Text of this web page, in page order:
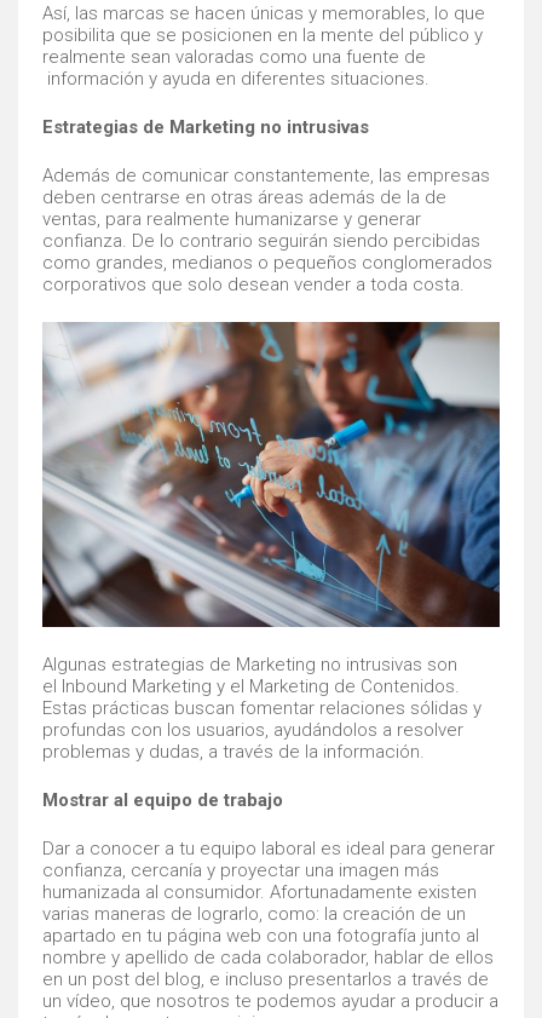
Así, las marcas se hacen únicas y memorables, lo que
posibilita que se posicionen en la mente del público y
realmente sean valoradas como una fuente de
información y ayuda en diferentes situaciones.
Estrategias de Marketing no intrusivas
Además de comunicar constantemente, las empresas
deben centrarse en otras áreas además de la de
ventas, para realmente humanizarse y generar
confianza. De lo contrario seguirán siendo percibidas
como grandes, medianos o pequeños conglomerados
corporativos que solo desean vender a toda costa.
Algunas estrategias de Marketing no intrusivas son
el Inbound Marketing y el Marketing de Contenidos.
Estas prácticas buscan fomentar relaciones sólidas y
profundas con los usuarios, ayudándolos a resolver
problemas y dudas, a través de la información.
Mostrar al equipo de trabajo
Dar a conocer a tu equipo laboral es ideal para generar
confianza, cercanía y proyectar una imagen más
humanizada al consumidor. Afortunadamente existen
varias maneras de lograrlo, como: la creación de un
apartado en tu página web con una fotografía junto al
nombre y apellido de cada colaborador, hablar de ellos
en un post del blog, e incluso presentarlos a través de
un vídeo, que nosotros te podemos ayudar a producir a